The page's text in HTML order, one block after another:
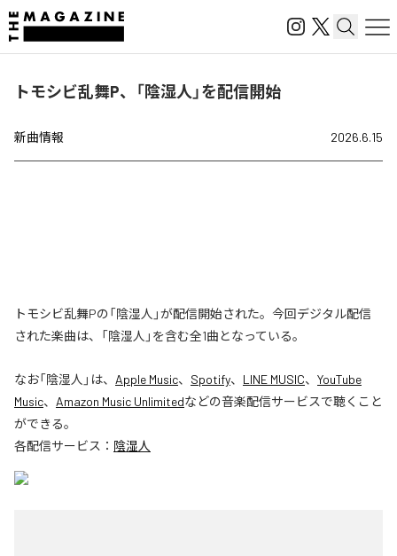
トモシビ乱舞P、「陰湿人」を配信開始
新曲情報 2026.6.15
トモシビ乱舞Pの「陰湿人」が配信開始された。今回デジタル配信
された楽曲は、「陰湿人」を含む全1曲となっている。
なお「陰湿人 」は、 Apple Music、 Spotify、 LINE MUSIC、 YouTube
Music、 Amazon Music Unlimitedなどの音楽配信サービスで聴くこと
ができる。
各配信サービス： 陰湿人